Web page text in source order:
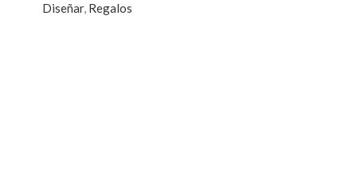
Diseñar, Regalos